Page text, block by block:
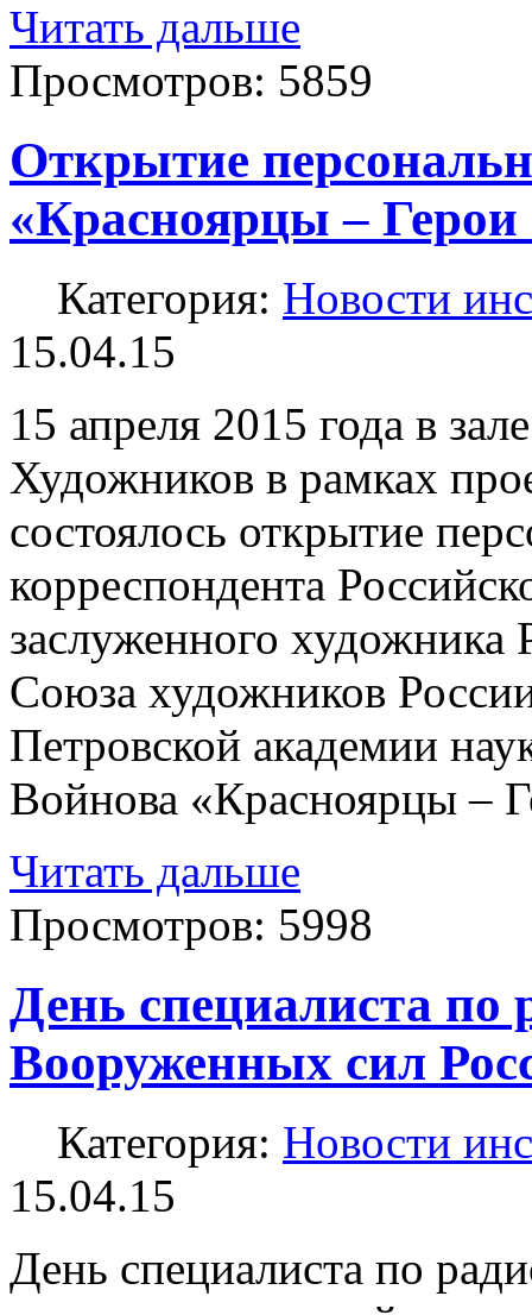
Читать дальше
Просмотров: 5859
Открытие
«Красноярцы –
Категория: Новости
15.04.15
15 апреля 2015 года в
Художников в рамках
состоялось открытие
корреспондента
заслуженного художника
Союза художников
Петровской академии
Войнова «Красноярцы –
Читать дальше
Просмотров: 5998
День специалиста по
Вооруженных сил
Категория: Новости
15.04.15
День специалиста по